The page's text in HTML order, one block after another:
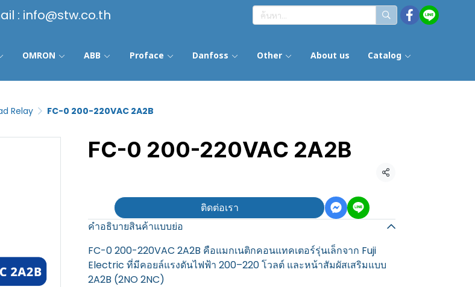
: info@stw.co.th
OMRON ABB Proface Danfoss Other About us Catalog
Relay FC-0 200-220VAC 2A2B
FC-0 200-220VAC 2A2B
แชร์
ติดต่อเรา
คำอธิบายสินค้าแบบย่อ
FC-0 200-220VAC 2A2B คือแมกเนติกคอนแทคเตอร์รุ่นเล็กจาก Fuji
Electric ที่มีคอยล์แรงดันไฟฟ้า 200–220 โวลต์ และหน้าสัมผัสเสริมแบบ
2A2B (2NO 2NC)